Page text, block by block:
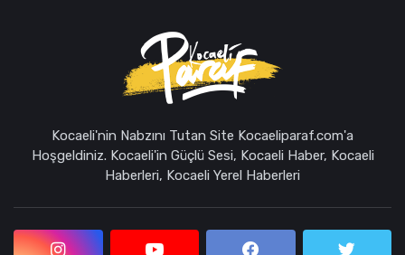
Kocaeli'nin Nabzını Tutan Site Kocaeliparaf.com'a
Hoşgeldiniz. Kocaeli'in Güçlü Sesi, Kocaeli Haber, Kocaeli
Haberleri, Kocaeli Yerel Haberleri